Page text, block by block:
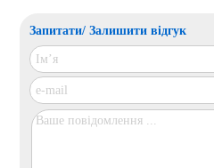
Запитати/ Залишити відгук